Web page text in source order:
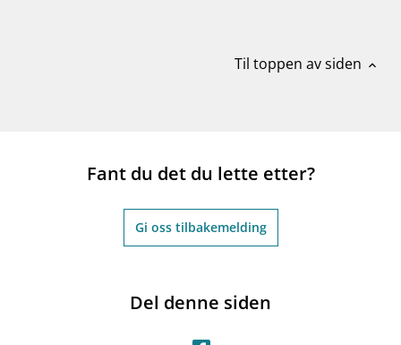
Til toppen av siden expand_less
Fant du det du lette etter?
Gi oss tilbakemelding
Del denne siden